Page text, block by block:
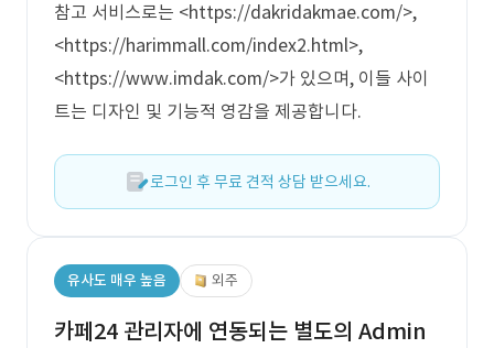
참고 서비스로는 <https://dakridakmae.com/>,
<https://harimmall.com/index2.html>,
<https://www.imdak.com/>가 있으며, 이들 사이
트는 디자인 및 기능적 영감을 제공합니다.
로그인 후 무료 견적 상담 받으세요.
유사도 매우 높음 외주
카페24 관리자에 연동되는 별도의 Admin